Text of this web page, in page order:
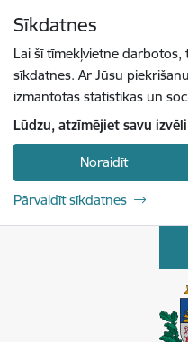
Sīkdatnes
Lai šī tīmekļvietne
sīkdatnes. Ar Jūsu
izmantotas statistikas un
Lūdzu, atzīmējiet savu
Noraidīt
Pārvaldīt sīkdatnes